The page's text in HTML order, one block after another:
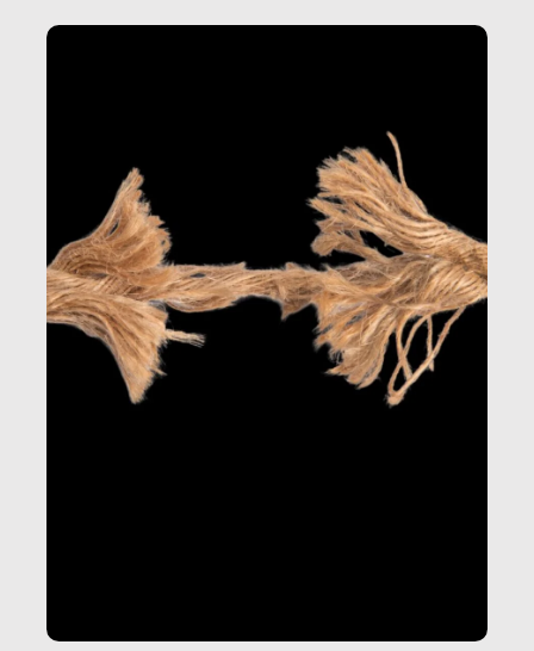
dietro gli oggetti e i servizi che fanno la nostra vita